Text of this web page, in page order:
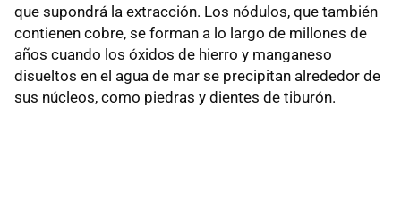
que supondrá la extracción. Los nódulos, que también
contienen cobre, se forman a lo largo de millones de
años cuando los óxidos de hierro y manganeso
disueltos en el agua de mar se precipitan alrededor de
sus núcleos, como piedras y dientes de tiburón.